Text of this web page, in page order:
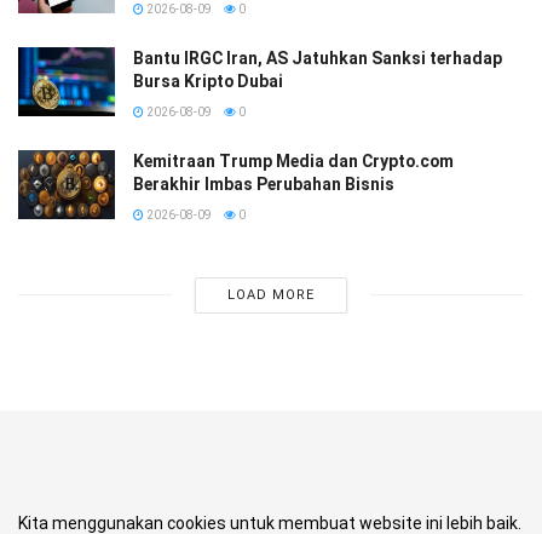
2026-08-09 0
Bantu IRGC Iran, AS Jatuhkan Sanksi terhadap
Bursa Kripto Dubai
2026-08-09 0
Kemitraan Trump Media dan Crypto.com
Berakhir Imbas Perubahan Bisnis
2026-08-09 0
LOAD MORE
Kita menggunakan cookies untuk membuat website ini lebih baik.